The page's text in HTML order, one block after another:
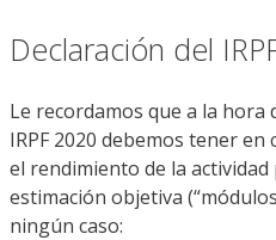
Declaración del
Le recordamos que a la hora
IRPF 2020 debemos tener
el rendimiento de la
estimación objetiva
ningún caso: